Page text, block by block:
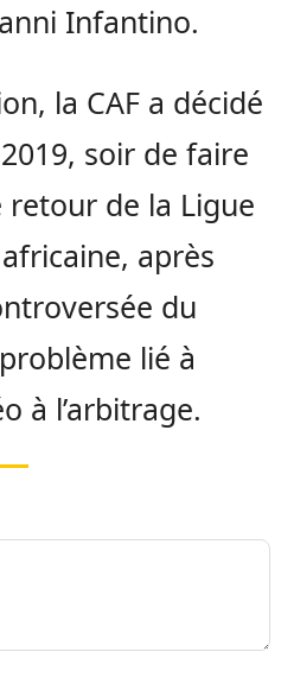
Infantino.
la CAF a décidé
soir de faire
de la Ligue
après
du
lié à
à l’arbitrage.